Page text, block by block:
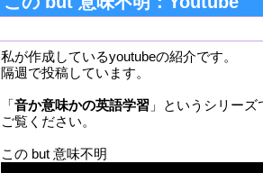
私が作成しているyoutubeの紹介です。
隔週で投稿しています。
「音か意味かの英語学習」というシリーズ
ご覧ください。
この but 意味不明